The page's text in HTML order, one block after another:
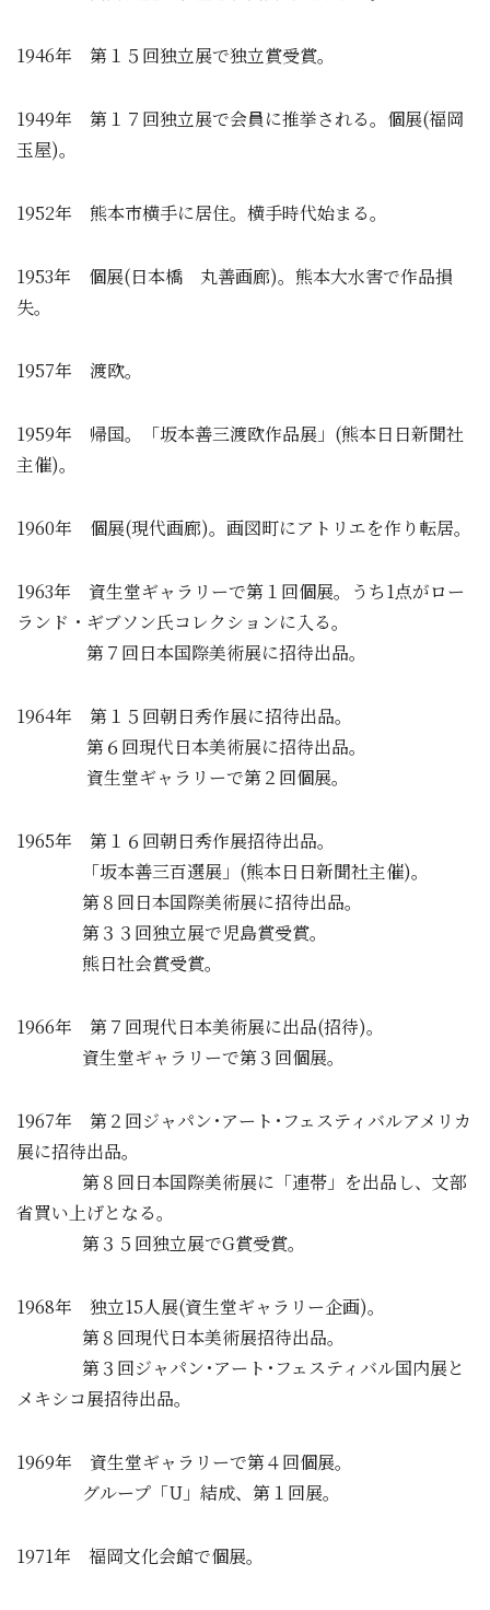
1946年 第１５回独立展で独立賞受賞。
1949年 第１７回独立展で会員に推挙される。個展(福岡
玉屋)。
1952年 熊本市横手に居住。横手時代始まる。
1953年 個展(日本橋 丸善画廊)。熊本大水害で作品損
失。
1957年 渡欧。
1959年 帰国。「坂本善三渡欧作品展」(熊本日日新聞社
主催)。
1960年 個展(現代画廊)。画図町にアトリエを作り転居。
1963年 資生堂ギャラリーで第１回個展。うち1点がロー
ランド・ギブソン氏コレクションに入る。
第７回日本国際美術展に招待出品。
1964年 第１５回朝日秀作展に招待出品。
第６回現代日本美術展に招待出品。
資生堂ギャラリーで第２回個展。
1965年 第１６回朝日秀作展招待出品。
「坂本善三百選展」(熊本日日新聞社主催)。
第８回日本国際美術展に招待出品。
第３３回独立展で児島賞受賞。
熊日社会賞受賞。
1966年 第７回現代日本美術展に出品(招待)。
資生堂ギャラリーで第３回個展。
1967年 第２回ジャパン･アート･フェスティバルアメリカ
展に招待出品。
第８回日本国際美術展に「連帯」を出品し、文部
省買い上げとなる。
第３５回独立展でG賞受賞。
1968年 独立15人展(資生堂ギャラリー企画)。
第８回現代日本美術展招待出品。
第３回ジャパン･アート･フェスティバル国内展と
メキシコ展招待出品。
1969年 資生堂ギャラリーで第４回個展。
グループ「U」結成、第１回展。
1971年 福岡文化会館で個展。